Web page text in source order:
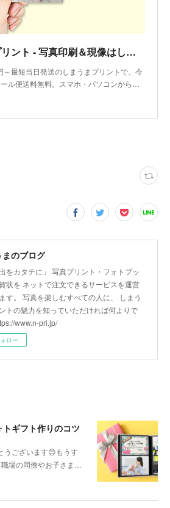
1枚6円～の写真プリント - 写真印刷＆現像はしまうまプリント
最短当日発送のしまうまプリントで。今
ル便送料無料。スマホ・パソコンから…
まのブログ
出をカタチに」 写真プリント・フォトブッ
状を ネットで注文できるサービスを運営
す。 写真を楽しむすべての人に、 しまう
トの魅力を知っていただければ何よりで
www.n-pri.jp/
ロー
ギフト作りのコツ
うございます😊もうす
場の同僚やお子さま…